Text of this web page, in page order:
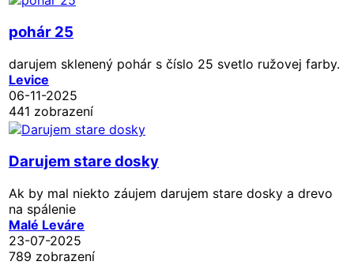
pohár 25
darujem sklenený pohár s číslo 25 svetlo ružovej farby.
Levice
06-11-2025
441 zobrazení
Darujem stare dosky
Ak by mal niekto záujem darujem stare dosky a drevo
na spálenie
Malé Leváre
23-07-2025
789 zobrazení